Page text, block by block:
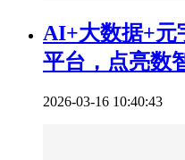
AI+大数据+元
平台，点亮数
2026-03-16 10:40:43